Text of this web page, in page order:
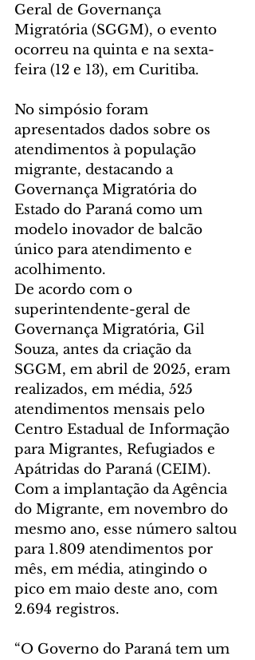
Geral de Governança
Migratória (SGGM), o evento
ocorreu na quinta e na sexta-
feira (12 e 13), em Curitiba.
No simpósio foram
apresentados dados sobre os
atendimentos à população
migrante, destacando a
Governança Migratória do
Estado do Paraná como um
modelo inovador de balcão
único para atendimento e
acolhimento.
De acordo com o
superintendente-geral de
Governança Migratória, Gil
Souza, antes da criação da
SGGM, em abril de 2025, eram
realizados, em média, 525
atendimentos mensais pelo
Centro Estadual de Informação
para Migrantes, Refugiados e
Apátridas do Paraná (CEIM).
Com a implantação da Agência
do Migrante, em novembro do
mesmo ano, esse número saltou
para 1.809 atendimentos por
mês, em média, atingindo o
pico em maio deste ano, com
2.694 registros.
“O Governo do Paraná tem um